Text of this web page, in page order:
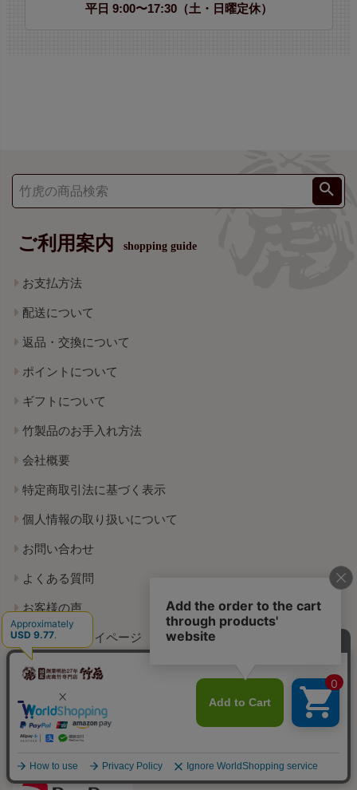
平日 9:00〜17:30（土・日曜定休）
ご利用案内 shopping guide
お支払方法
配送について
返品・交換について
ポイントについて
ギフトについて
竹製品のお手入れ方法
会社概要
特定商取引法に基づく表示
個人情報の取り扱いについて
お問い合わせ
よくある質問
お客様の声
竹虎倶楽部マイページ
お電話でのご注文方法
FAXでのご注文の申込書
キャッシュレス決済可能